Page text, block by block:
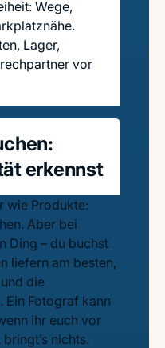
Wege,
Lager,
vor
erkennst
wie Produkte:
Aber bei
Ding – du buchst
liefern am besten,
die
Ein Fotograf kann
ihr euch vor
nichts.